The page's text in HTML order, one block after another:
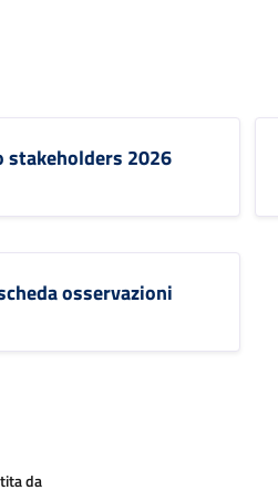
stakeholders 2026
osservazioni
da